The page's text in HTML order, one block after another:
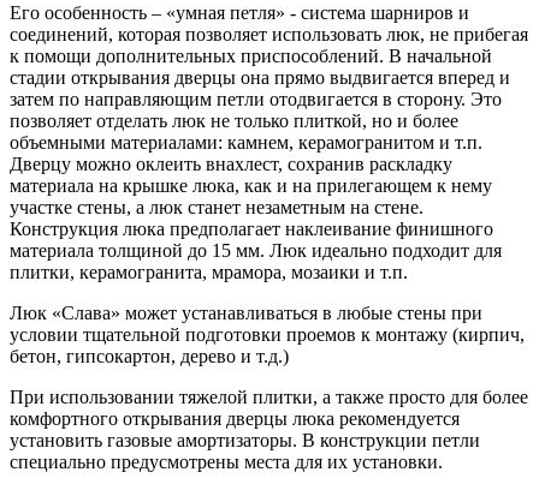
Его особенность – «умная петля» - система шарниров и
соединений, которая позволяет использовать люк, не прибегая
к помощи дополнительных приспособлений. В начальной
стадии открывания дверцы она прямо выдвигается вперед и
затем по направляющим петли отодвигается в сторону. Это
позволяет отделать люк не только плиткой, но и более
объемными материалами: камнем, керамогранитом и т.п.
Дверцу можно оклеить внахлест, сохранив раскладку
материала на крышке люка, как и на прилегающем к нему
участке стены, а люк станет незаметным на стене.
Конструкция люка предполагает наклеивание финишного
материала толщиной до 15 мм. Люк идеально подходит для
плитки, керамогранита, мрамора, мозаики и т.п.
Люк «Слава» может устанавливаться в любые стены при
условии тщательной подготовки проемов к монтажу (кирпич,
бетон, гипсокартон, дерево и т.д.)
При использовании тяжелой плитки, а также просто для более
комфортного открывания дверцы люка рекомендуется
установить газовые амортизаторы. В конструкции петли
специально предусмотрены места для их установки.